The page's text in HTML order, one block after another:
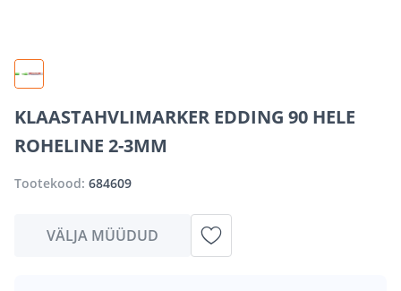
KLAASTAHVLIMARKER EDDING 90 HELE
ROHELINE 2-3MM
Tootekood: 684609
VÄLJA MÜÜDUD